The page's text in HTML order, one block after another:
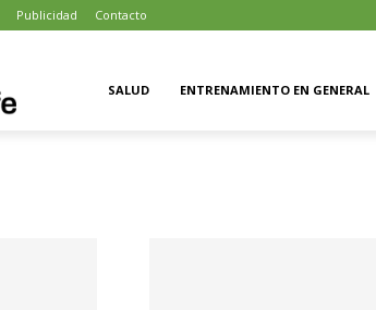
Publicidad Contacto
SALUD ENTRENAMIENTO EN GENERAL